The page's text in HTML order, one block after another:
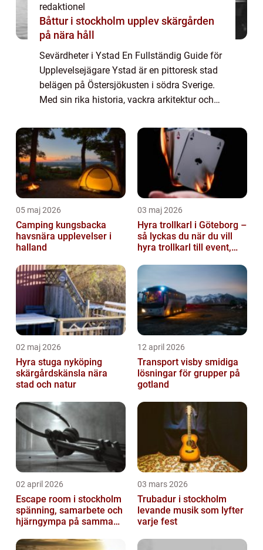
redaktionel
Båttur i stockholm upplev skärgården
på nära håll
Sevärdheter i Ystad En Fullständig Guide för
Upplevelsejägare Ystad är en pittoresk stad
belägen på Östersjökusten i södra Sverige.
Med sin rika historia, vackra arkitektur och
utbud av sevärdheter för besö...
05 maj 2026
Camping kungsbacka
havsnära upplevelser i
halland
03 maj 2026
Hyra trollkarl i Göteborg –
så lyckas du när du vill
hyra trollkarl till event,
02 maj 2026
Hyra stuga nyköping
skärgårdskänsla nära
stad och natur
12 april 2026
Transport visby smidiga
lösningar för grupper på
gotland
02 april 2026
Escape room i stockholm
spänning, samarbete och
hjärngympa på samma
03 mars 2026
Trubadur i stockholm
levande musik som lyfter
varje fest